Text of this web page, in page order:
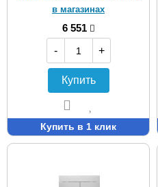
в магазинах
6 551
-
+
Купить
Купить в 1 клик